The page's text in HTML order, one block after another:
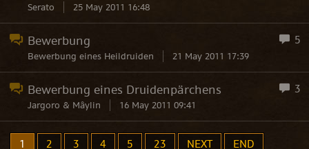
Serato 25 May 2011 16:48
Bewerbung 5
Bewerbung eines Heildruiden 21 May 2011 17:39
Bewerbung eines Druidenpärchens 3
Jargoro & Mâylin 16 May 2011 09:41
1 2 3 4 5 23 NEXT END